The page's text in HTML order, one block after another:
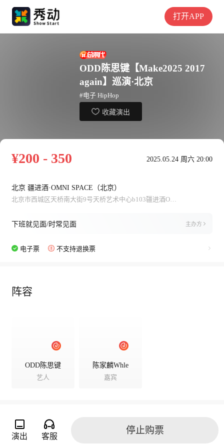
打开APP
ODD陈思键【Make2025 2017
again】巡演·北京
#电子 HipHop
收藏演出
¥200 - 350 2025.05.24 周六 20:00
北京 疆进酒·OMNI SPACE（北京）
北京市西城区天桥南大街9号天桥艺术中心b103疆进酒OMNI SPACE
下班就见面/时常见面 主办方
电子票 不支持退换票
阵容
ODD陈思键
艺人
陈家麟Whle
嘉宾
演出相册
演出 客服
停止购票